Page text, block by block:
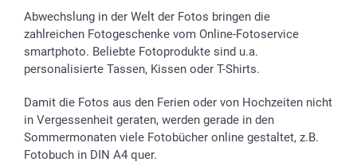
Abwechslung in der Welt der Fotos bringen die
zahlreichen Fotogeschenke vom Online-Fotoservice
smartphoto. Beliebte Fotoprodukte sind u.a.
personalisierte Tassen, Kissen oder T-Shirts.
Damit die Fotos aus den Ferien oder von Hochzeiten nicht
in Vergessenheit geraten, werden gerade in den
Sommermonaten viele Fotobücher online gestaltet, z.B.
Fotobuch in DIN A4 quer.